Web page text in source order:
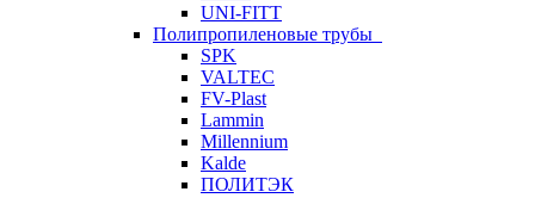
UNI-FITT
Полипропиленовые трубы
SPK
VALTEC
FV-Plast
Lammin
Millennium
Kalde
ПОЛИТЭК